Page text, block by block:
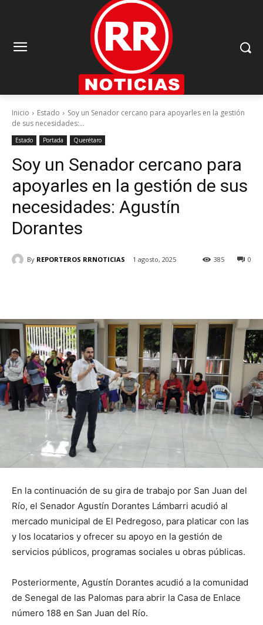
Inicio Estado
Soy un Senador cercano para apoyarles en la gestión
de sus necesidades:...
Estado Portada Querétaro
Soy un Senador cercano para
apoyarles en la gestión de sus
necesidades: Agustín
Dorantes
By REPORTEROS RRNOTICIAS 1 agosto, 2025 0
385
En la continuación de su gira de trabajo por San Juan del
Río, el Senador Agustín Dorantes Lámbarri acudió al
mercado municipal de El Pedregoso, para platicar con las
y los locatarios y ofrecer su apoyo en la gestión de
servicios públicos, programas sociales u obras públicas.
Posteriormente, Agustín Dorantes acudió a la comunidad
de Senegal de las Palomas para abrir la Casa de Enlace
número 188 en San Juan del Río.